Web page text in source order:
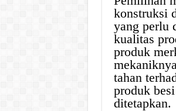
konstruksi
yang perlu
kualitas
produk
tahan
produk
ditetapkan.